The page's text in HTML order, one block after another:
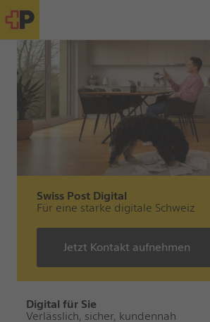
Swiss Post Digital
Für eine starke digitale Schweiz
Jetzt Kontakt aufnehmen
Digital für Sie
Verlässlich, sicher, kundennah